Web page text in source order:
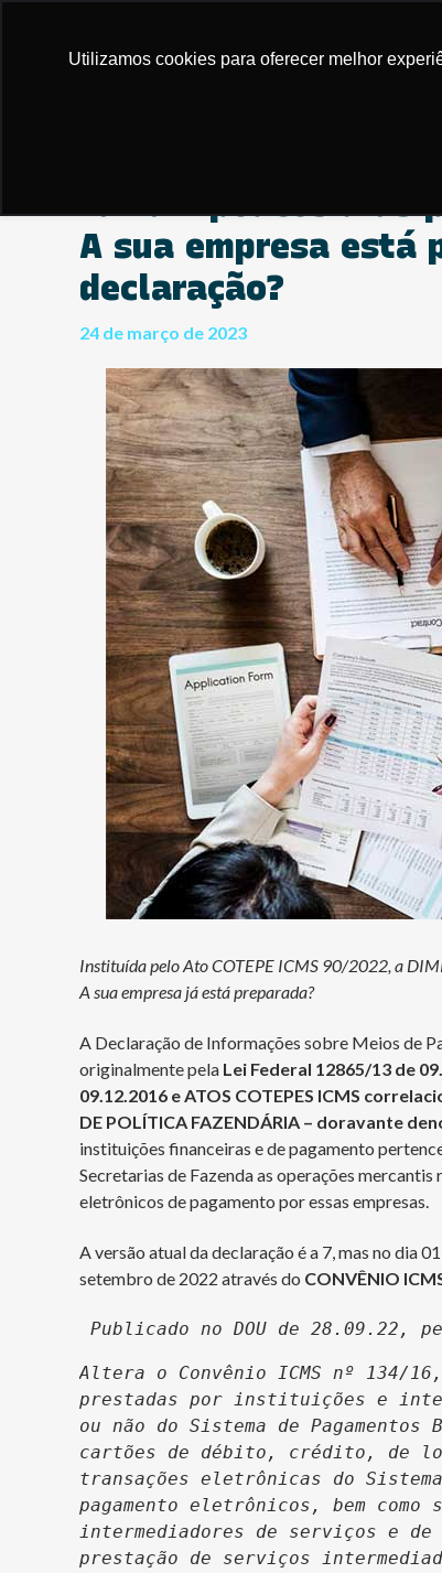
Utilizamos cookies para oferecer melhor
A sua empresa está
declaração?
24 de março de 2023
Instituída pelo Ato COTEPE ICMS 90/2022, a
A sua empresa já está preparada?
A Declaração de Informações sobre Meios de
originalmente pela Lei Federal 12865/13 de
09.12.2016 e ATOS COTEPES ICMS
DE POLÍTICA FAZENDÁRIA – doravante
instituições financeiras e de pagamento
Secretarias de Fazenda as operações
eletrônicos de pagamento por essas empresas.
A versão atual da declaração é a 7, mas no dia
setembro de 2022 através do CONVÊNIO
Publicado no DOU de 28.09.22,
Altera o Convênio ICMS nº 134/
prestadas por instituições e
ou não do Sistema de
cartões de débito, crédito, de
transações eletrônicas do
pagamento eletrônicos, bem
intermediadores de serviços e
prestação de serviços